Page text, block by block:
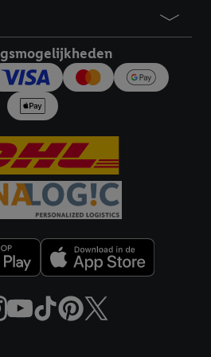
gepersonaliseerde reclame te
identifiers of met identifiers die
toegewezen.
geeft, dan kunnen retargeting
voor producten waarin je
(bijvoorbeeld door het product
online winkel te plaatsen maar het
advertenties kunnen op
en binnen verschillende Lidl-
als verschillende eindapparaten
van jouw gehashte e-mailadres en
of met identifiers waarover
kunnen worden toegewezen.
aangeven met welke cookies en
met welke verwerkingsdoeleinden
meer informatie vinden over de